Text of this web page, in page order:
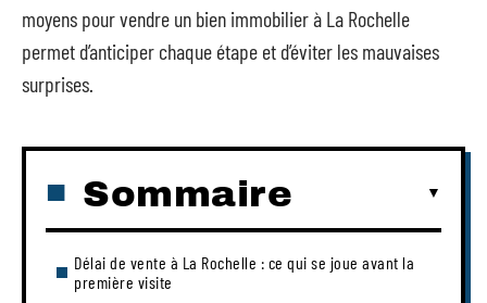
moyens pour vendre un bien immobilier à La Rochelle
permet d’anticiper chaque étape et d’éviter les mauvaises
surprises.
Sommaire
Délai de vente à La Rochelle : ce qui se joue avant la
première visite